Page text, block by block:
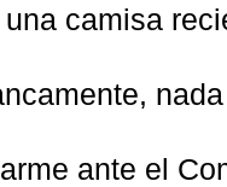
camisa
ante el